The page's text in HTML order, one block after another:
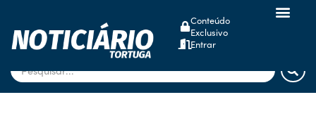
Conteúdo
Exclusivo
Entrar